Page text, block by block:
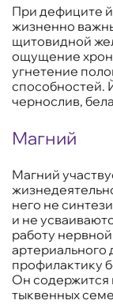
При дефиците
жизненно
щитовидной
ощущение
угнетение
способностей.
чернослив,
Магний
Магний
него не
и не
работу
артериального
профилактику
Он содержится
тыквенных